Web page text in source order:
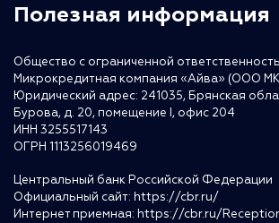
Полезная информация
Общество с ограниченной
Микрокредитная компания «Айва» (ООО
Юридический адрес: 241035, Брянская
Бурова, д. 20, помещение I, офис 204
ИНН 3255517143
ОГРН 1113256019469
Центральный банк Российской Федерации
Официальный сайт: https://cbr.ru/
Интернет приемная: https://cbr.ru/